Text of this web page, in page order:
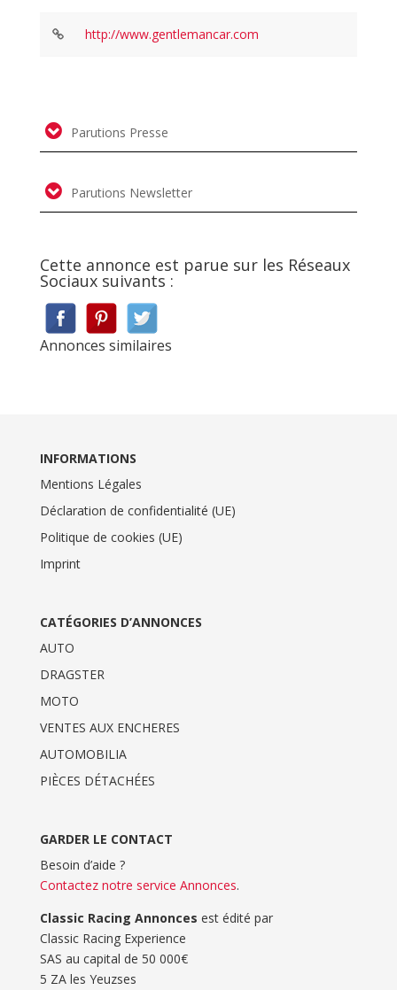
http://www.gentlemancar.com
Parutions Presse
Parutions Newsletter
Cette annonce est parue sur les Réseaux
Sociaux suivants :
Annonces similaires
INFORMATIONS
Mentions Légales
Déclaration de confidentialité (UE)
Politique de cookies (UE)
Imprint
CATÉGORIES D’ANNONCES
AUTO
DRAGSTER
MOTO
VENTES AUX ENCHERES
AUTOMOBILIA
PIÈCES DÉTACHÉES
GARDER LE CONTACT
Besoin d’aide ?
Contactez notre service Annonces.
Classic Racing Annonces est édité par
Classic Racing Experience
SAS au capital de 50 000€
5 ZA les Yeuzses